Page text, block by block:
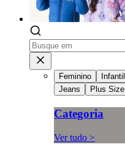
Feminino Infantil
Jeans
Plus Size
Categoria
Ver tudo >